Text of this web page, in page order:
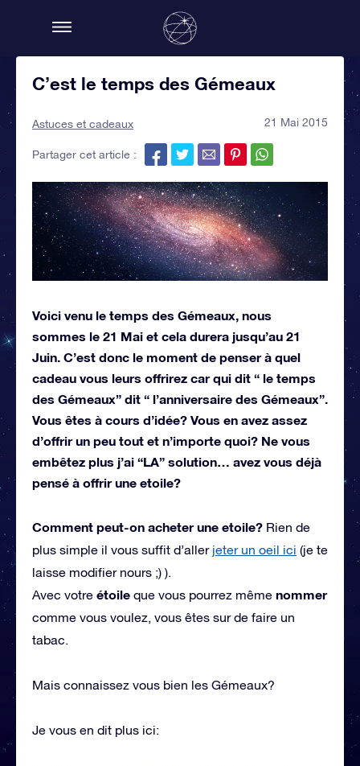
C’est le temps des Gémeaux
Astuces et cadeaux 21 Mai 2015
Partager cet article :
Voici venu le temps des Gémeaux, nous
sommes le 21 Mai et cela durera jusqu’au 21
Juin. C’est donc le moment de penser à quel
cadeau vous leurs offrirez car qui dit “ le temps
des Gémeaux” dit “ l’anniversaire des Gémeaux”.
Vous êtes à cours d’idée? Vous en avez assez
d’offrir un peu tout et n’importe quoi? Ne vous
embêtez plus j’ai “LA” solution… avez vous déjà
pensé à offrir une etoile?
Comment peut-on acheter une etoile? Rien de
plus simple il vous suffit d’aller jeter un oeil ici (je te
laisse modifier nours ;) ).
Avec votre étoile que vous pourrez même nommer
comme vous voulez, vous êtes sur de faire un
tabac.
Mais connaissez vous bien les Gémeaux?
Je vous en dit plus ici: